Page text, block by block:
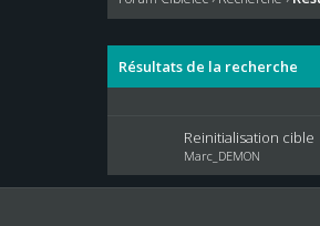
Résultats de la recherche
Reinitialisation cible
Marc_DEMON